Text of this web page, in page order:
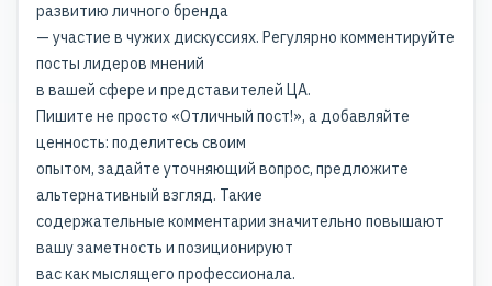
развитию личного бренда
— участие в чужих дискуссиях. Регулярно комментируйте
посты лидеров мнений
в вашей сфере и представителей ЦА.
Пишите не просто «Отличный пост!», а добавляйте
ценность: поделитесь своим
опытом, задайте уточняющий вопрос, предложите
альтернативный взгляд. Такие
содержательные комментарии значительно повышают
вашу заметность и позиционируют
вас как мыслящего профессионала.